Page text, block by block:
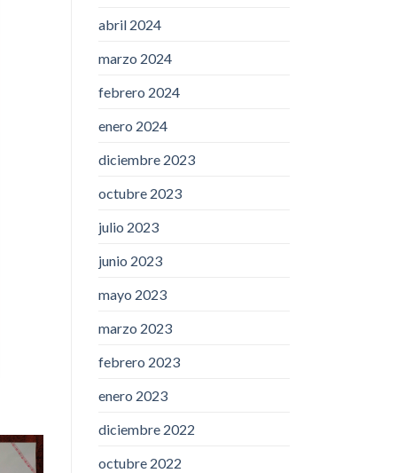
abril 2024
marzo 2024
febrero 2024
enero 2024
diciembre 2023
octubre 2023
julio 2023
junio 2023
mayo 2023
marzo 2023
febrero 2023
enero 2023
diciembre 2022
octubre 2022